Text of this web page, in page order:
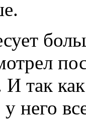
И так
него